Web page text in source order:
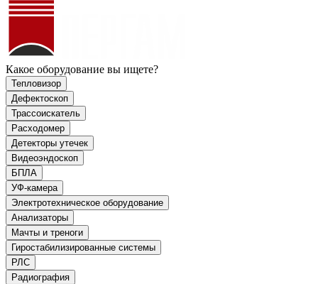
Какое оборудование вы ищете?
Тепловизор
Дефектоскоп
Трассоискатель
Расходомер
Детекторы утечек
Видеоэндоскоп
БПЛА
УФ-камера
Электротехническое оборудование
Анализаторы
Мачты и треноги
Гиростабилизированные системы
РЛС
Радиография